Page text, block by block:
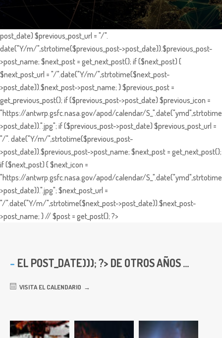
post_date) $previous_post_url = "/".
date("Y/m/",strtotime($previous_post->post_date)).$previous_post-
>post_name; $next_post = get_next_post(); if ($next_post) {
$next_post_url = "/".date("Y/m/",strtotime($next_post-
>post_date)).$next_post->post_name; } $previous_post =
get_previous_post(); if ($previous_post->post_date) $previous_icon =
"https://antwrp.gsfc.nasa.gov/apod/calendar/
>post_date)).".jpg"; if ($previous_post->post_date) $previous_post_url =
"/". date("Y/m/",strtotime($previous_post-
>post_date)).$previous_post->post_name; $next_post = get_next_post();
if ($next_post) { $next_icon =
"https://antwrp.gsfc.nasa.gov/apod/calendar/
>post_date)).".jpg"; $next_post_url =
"/".date("Y/m/",strtotime($next_post->post_date)).$next_post-
>post_name; } // $post = get_post(); ?>
EL POST_DATE))); ?> DE OTROS AÑOS ...
VISITA EL CALENDARIO